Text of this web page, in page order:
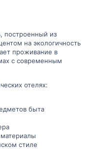
построенный из
на экологичность
проживание в
с современным
отелях:
быта
стиле